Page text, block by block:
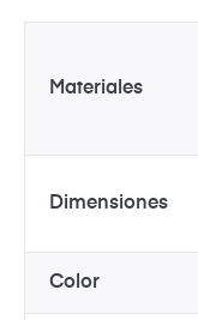
Materiales
Dimensiones
Color